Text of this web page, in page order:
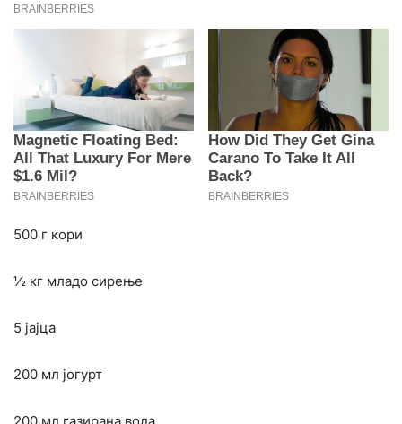
500 г кори
½ кг младо сирење
5 јајца
200 мл јогурт